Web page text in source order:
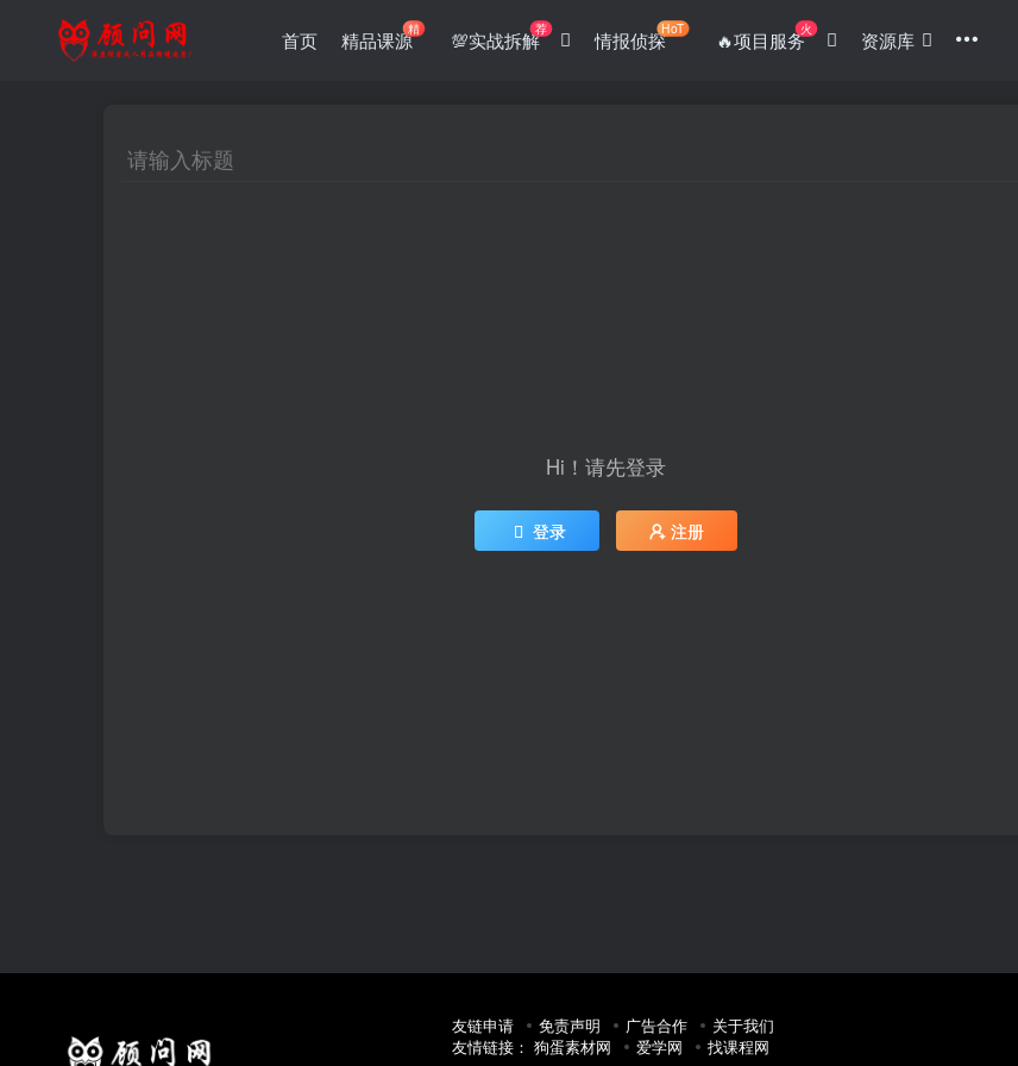
首页 精品课源精 💯实战拆解荐 情报侦探HoT 🔥项目服务火 资源库
Hi！请先登录
登录 注册
友链申请 免责声明 广告合作
关于我们
友情链接： 狗蛋素材网 爱学网 找课程网